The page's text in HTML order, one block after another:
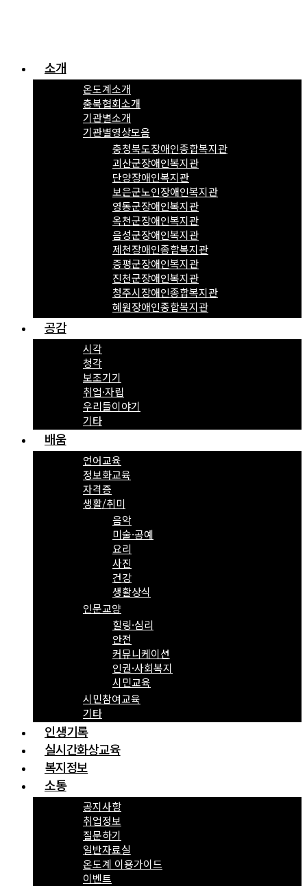
소개
온도계소개
충북협회소개
기관별소개
기관별영상모음
충청북도장애인종합복지관
괴산군장애인복지관
단양장애인복지관
보은군노인장애인복지관
영동군장애인복지관
옥천군장애인복지관
음성군장애인복지관
제천장애인종합복지관
증평군장애인복지관
진천군장애인복지관
청주시장애인종합복지관
혜원장애인종합복지관
공감
시각
청각
보조기기
취업·자립
우리들이야기
기타
배움
언어교육
정보화교육
자격증
생활/취미
음악
미술·공예
요리
사진
건강
생활상식
인문교양
힐링·심리
안전
커뮤니케이션
인권·사회복지
시민교육
시민참여교육
기타
인생기록
실시간화상교육
복지정보
소통
공지사항
취업정보
질문하기
일반자료실
온도계 이용가이드
이벤트